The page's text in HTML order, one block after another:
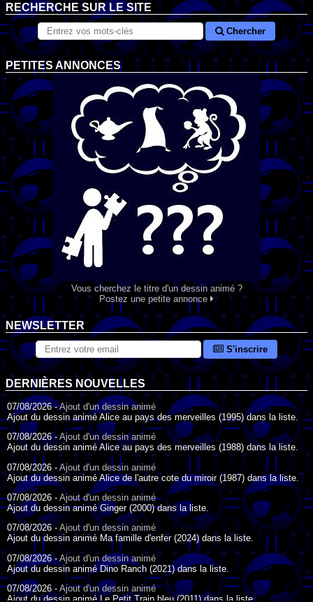
RECHERCHE SUR LE SITE
Chercher
PETITES ANNONCES
Vous cherchez le titre d'un dessin animé ?
Postez une petite annonce
NEWSLETTER
S'inscrire
DERNIÈRES NOUVELLES
07/08/2026 -Ajout d'un dessin animé
Ajout du dessin animé Alice au pays des merveilles (1995) dans la liste.
07/08/2026 -Ajout d'un dessin animé
Ajout du dessin animé Alice au pays des merveilles (1988) dans la liste.
07/08/2026 - Ajout d'un dessin animé
Ajout du dessin animé Alice de l'autre cote du miroir (1987) dans la liste.
07/08/2026 - Ajout d'un dessin animé
Ajout du dessin animé Ginger (2000) dans la liste.
07/08/2026 -Ajout d'un dessin animé
Ajout du dessin animé Ma famille d'enfer (2024) dans la liste.
07/08/2026 -Ajout d'un dessin animé
Ajout du dessin animé Dino Ranch (2021) dans la liste.
07/08/2026 - Ajout d'un dessin animé
Ajout du dessin animé Le Petit Train bleu (2011) dans la liste.